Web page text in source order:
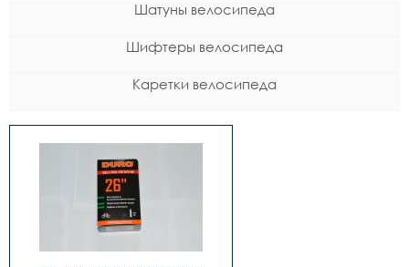
Шатуны велосипеда
Шифтеры велосипеда
Каретки велосипеда